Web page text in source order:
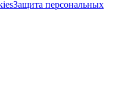
Защита персональных